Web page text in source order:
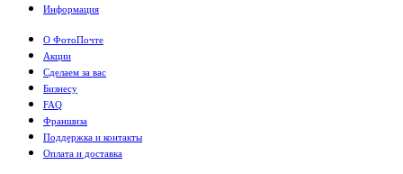
Информация
О ФотоПочте
Акции
Сделаем за вас
Бизнесу
FAQ
Франшиза
Поддержка и контакты
Оплата и доставка